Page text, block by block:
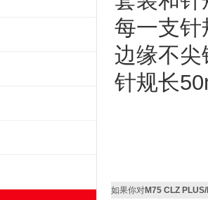
每一支
边缘不尖
针规长
如果你对M75 CLZ